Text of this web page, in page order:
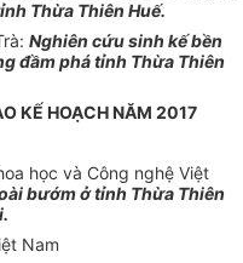
ỉnh Thừa Thiên Huế.
Nghiên cứu sinh kế bền
đầm phátỉnh Thừa Thiên
KẾ HOẠCH NĂM 2017
học và Công nghệ Việt
bướm ở tỉnh Thừa Thiên
Nam